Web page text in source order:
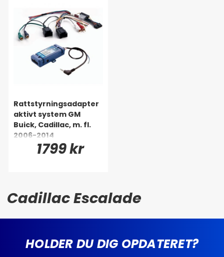
Rattstyrningsadapter
aktivt system GM
Buick, Cadillac, m. fl.
2006-2014
1799 kr
Cadillac Escalade
HOLDER DU DIG OPDATERET?